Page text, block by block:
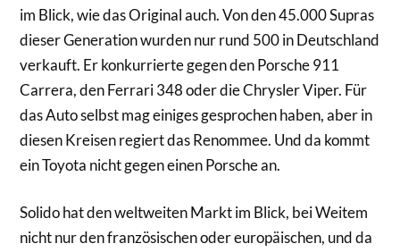
im Blick, wie das Original auch. Von den 45.000 Supras
dieser Generation wurden nur rund 500 in Deutschland
verkauft. Er konkurrierte gegen den Porsche 911
Carrera, den Ferrari 348 oder die Chrysler Viper. Für
das Auto selbst mag einiges gesprochen haben, aber in
diesen Kreisen regiert das Renommee. Und da kommt
ein Toyota nicht gegen einen Porsche an.
Solido hat den weltweiten Markt im Blick, bei Weitem
nicht nur den französischen oder europäischen, und da